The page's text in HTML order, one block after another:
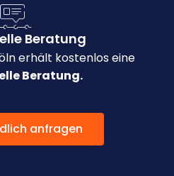
Beratung
erhält kostenlos eine
Beratung.
anfragen